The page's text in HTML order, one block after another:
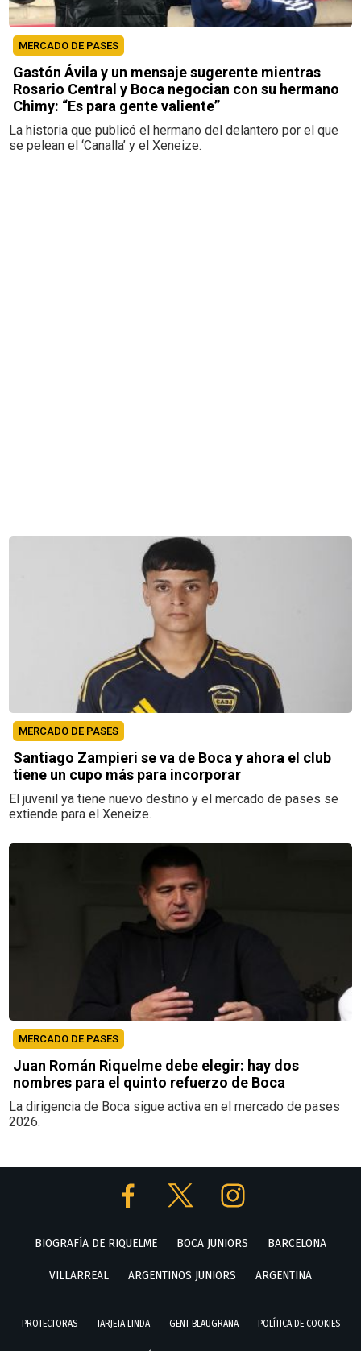
MERCADO DE PASES
Gastón Ávila y un mensaje sugerente mientras
Rosario Central y Boca negocian con su hermano
Chimy: “Es para gente valiente”
La historia que publicó el hermano del delantero por el que
se pelean el ‘Canalla’ y el Xeneize.
MERCADO DE PASES
Santiago Zampieri se va de Boca y ahora el club
tiene un cupo más para incorporar
El juvenil ya tiene nuevo destino y el mercado de pases se
extiende para el Xeneize.
MERCADO DE PASES
Juan Román Riquelme debe elegir: hay dos
nombres para el quinto refuerzo de Boca
La dirigencia de Boca sigue activa en el mercado de pases
2026.
BIOGRAFÍA DE RIQUELME BOCA JUNIORS BARCELONA
VILLARREAL ARGENTINOS JUNIORS ARGENTINA
PROTECTORAS TARJETA LINDA GENT BLAUGRANA POLÍTICA DE COOKIES